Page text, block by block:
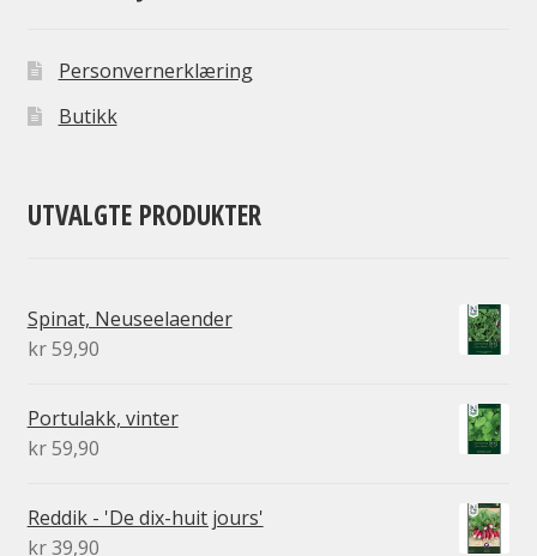
Personvernerklæring
Butikk
UTVALGTE PRODUKTER
Spinat, Neuseelaender
kr59,90
Portulakk, vinter
kr59,90
Reddik - 'De dix-huit jours'
kr39,90